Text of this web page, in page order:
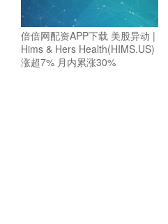
倍倍网配资APP下载 美股异动 |
Hims & Hers Health(HIMS.US)
涨超7% 月内累涨30%